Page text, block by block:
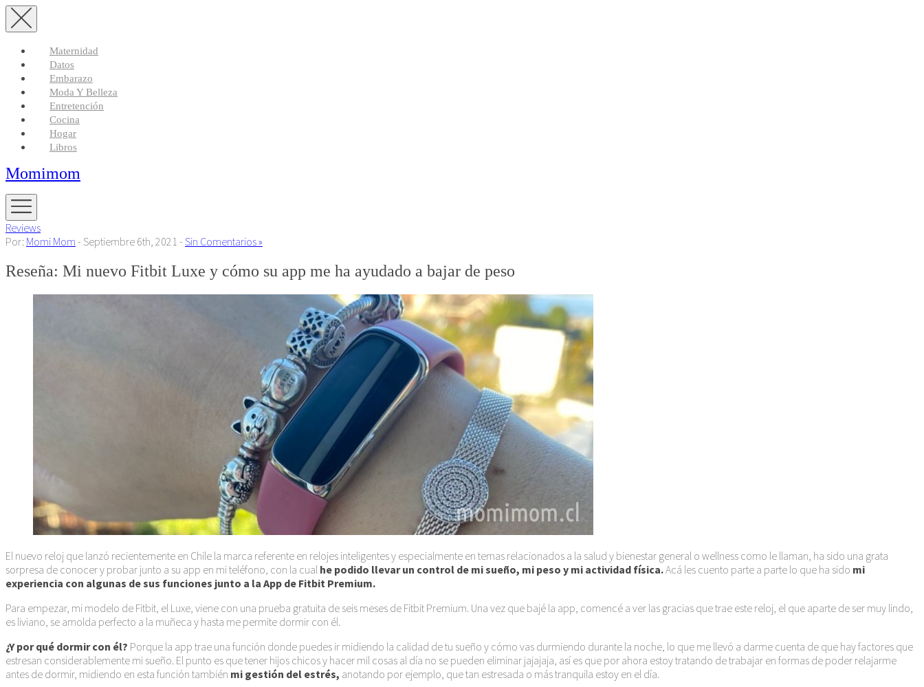
Maternidad
Datos
Embarazo
Moda Y Belleza
Entretención
Cocina
Hogar
Libros
Momimom
Reviews
Por: Momi Mom - Septiembre 6th, 2021 - Sin Comentarios »
Reseña: Mi nuevo Fitbit Luxe y cómo su app me ha ayudado a bajar de peso
El nuevo reloj que lanzó recientemente en Chile la marca referente en relojes inteligentes y especialmente en temas relacionados a la salud y bienestar general o wellness como le llaman, ha sido una grata
sorpresa de conocer y probar junto a su app en mi teléfono, con la cual he podido llevar un control de mi sueño, mi peso y mi actividad física.Acá les cuento parte a parte lo que ha sido mi
experiencia con algunas de sus funciones junto a la App de Fitbit Premium.
Para empezar, mi modelo de Fitbit, el Luxe, viene con una prueba gratuita de seis meses de Fitbit Premium. Una vez que bajé la app, comencé a ver las gracias que trae este reloj, el que aparte de ser muy lindo,
es liviano, se amolda perfecto a la muñeca y hasta me permite dormir con él.
¿Y por qué dormir con él? Porque la app trae una función donde puedes ir midiendo la calidad de tu sueño y cómo vas durmiendo durante la noche, lo que me llevó a darme cuenta de que hay factores que
estresan considerablemente mi sueño. El punto es que tener hijos chicos y hacer mil cosas al día no se pueden eliminar jajajaja, así es que por ahora estoy tratando de trabajar en formas de poder relajarme
antes de dormir, midiendo en esta función también mi gestión del estrés, anotando por ejemplo, que tan estresada o más tranquila estoy en el día.